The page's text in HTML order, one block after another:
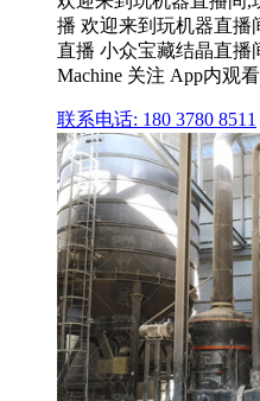
播 欢迎来到玩机器直播
直播 小众宝藏结晶直播
Machine 关注 App内观
联系电话: 180 3780 8511